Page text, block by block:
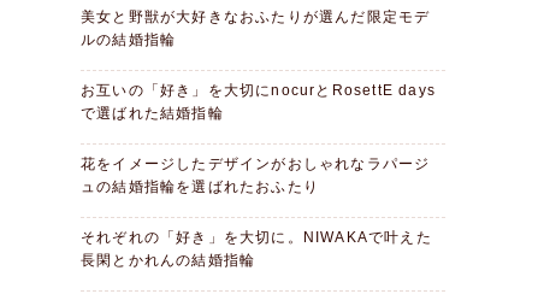
美女と野獣が大好きなおふたりが選んだ限定モデ
ルの結婚指輪
お互いの「好き」を大切にnocurとRosettE days
で選ばれた結婚指輪
花をイメージしたデザインがおしゃれなラパージ
ュの結婚指輪を選ばれたおふたり
それぞれの「好き」を大切に。NIWAKAで叶えた
長閑とかれんの結婚指輪